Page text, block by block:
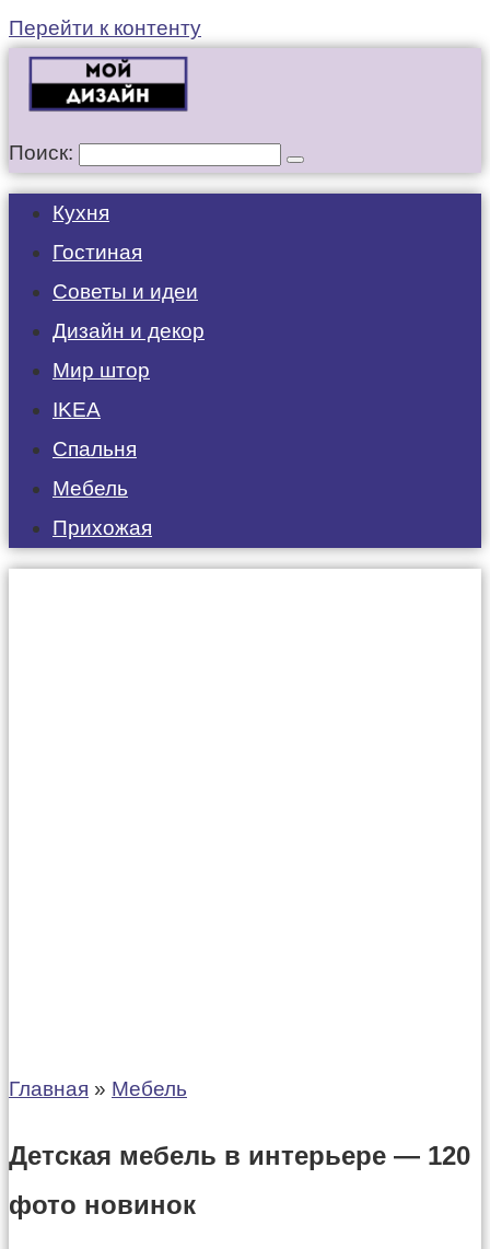
Перейти к контенту
Поиск:
Кухня
Гостиная
Советы и идеи
Дизайн и декор
Мир штор
IKEA
Спальня
Мебель
Прихожая
Главная » Мебель
Детская мебель в интерьере — 120
фото новинок